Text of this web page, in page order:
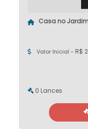
Casa no
Valor Inicial - R$
0 Lances